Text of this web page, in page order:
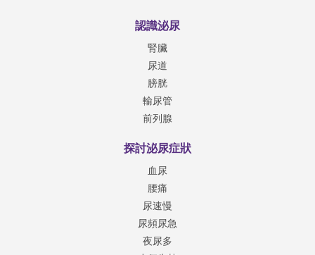
認識泌尿
腎臟
尿道
膀胱
輸尿管
前列腺
探討泌尿症狀
血尿
腰痛
尿速慢
尿頻尿急
夜尿多